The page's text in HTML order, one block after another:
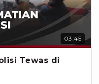
03:45
Tewas di